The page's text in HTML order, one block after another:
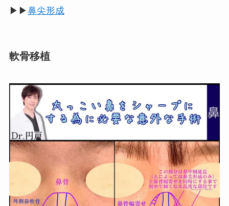
▶▶鼻尖形成
軟骨移植